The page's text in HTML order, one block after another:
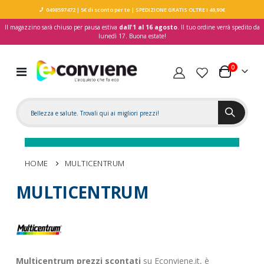
0498597472| 5€ di sconto per te| SPEDIZIONE GRATIS OLTRE I 49,90€
Il magazzino sarà chiuso per pausa estiva dall'1 al 16 agosto. Il tuo ordine verrà spedito da
lunedì 17. Buona estate!
Toggle
Nav
Carrello
0elementi
HOME MULTICENTRUM
MULTICENTRUM
Multicentrum prezzi scontati su Econviene.it, è